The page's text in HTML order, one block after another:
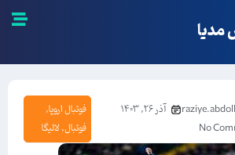
آذر ۲۶, ۱۴۰۳
No
فوتبال اروپا,
فوتبال,لالیگا